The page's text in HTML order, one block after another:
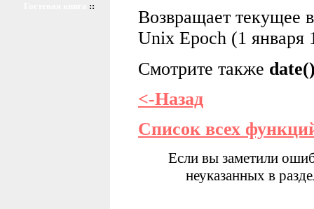
::
Возвращает текущее
Unix Epoch (1 января
Смотрите также
<-Назад
Список всех
Если вы заметили
неуказанных в